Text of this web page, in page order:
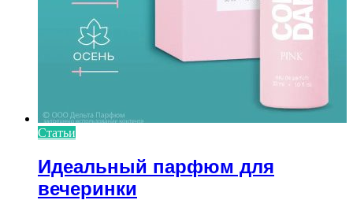
Статьи
Идеальный парфюм для
вечеринки